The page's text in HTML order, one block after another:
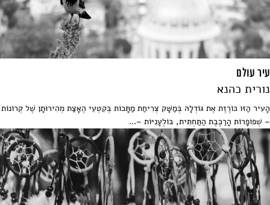
עיר עולם
נורית כהנא
הָעִיר הַזּו כּוֹרֶזֶת אֶת גּוֹדְלָהּ בְּמַשָּׁק צְרִיחַת מַתָּכוֹת בְּקִטְעֵי הֶאָצַת מְהִירוּתָן שֶׁל קְרוֹנוֹת
– שְׁפוֹפָרוֹת הָרַכֶּבֶת הַתַּחְתִּית, בּוֹלְעָנִיּוֹת –...